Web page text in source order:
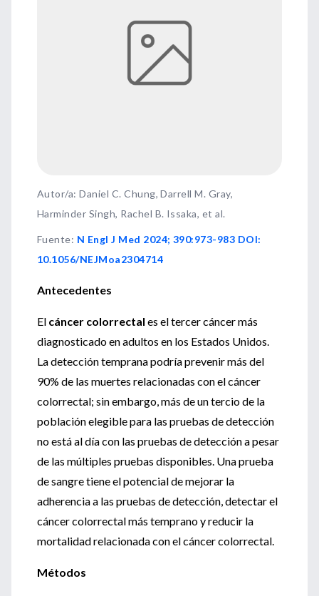
Autor/a: Daniel C. Chung, Darrell M. Gray,
Harminder Singh, Rachel B. Issaka, et al.
Fuente: N Engl J Med 2024; 390:973-983 DOI:
10.1056/NEJMoa2304714
Antecedentes
El cáncer colorrectal es el tercer cáncer más
diagnosticado en adultos en los Estados Unidos.
La detección temprana podría prevenir más del
90% de las muertes relacionadas con el cáncer
colorrectal; sin embargo, más de un tercio de la
población elegible para las pruebas de detección
no está al día con las pruebas de detección a pesar
de las múltiples pruebas disponibles. Una prueba
de sangre tiene el potencial de mejorar la
adherencia a las pruebas de detección, detectar el
cáncer colorrectal más temprano y reducir la
mortalidad relacionada con el cáncer colorrectal.
Métodos